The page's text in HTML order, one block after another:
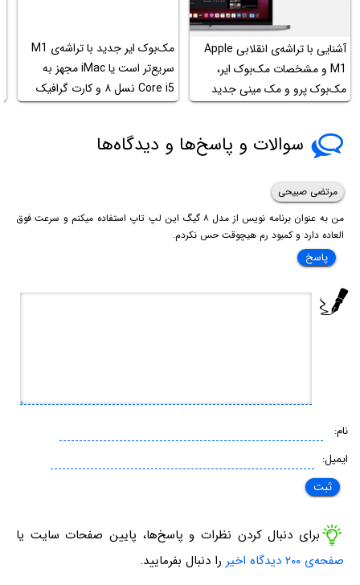
آشنایی با تراشه‌ی انقلابی Apple
M1 و مشخصات مک‌بوک ایر،
مک‌بوک پرو و مک مینی جدید
مک‌بوک ایر جدید با تراشه‌ی M1
سریع‌تر است یا iMac مجهز به
Core i5 نسل ۸ و کارت گرافیک
RX 580X؟
سوالات و پاسخ‌ها و دیدگاه‌ها
مرتضی صبیحی
من به عنوان برنامه نویس از مدل ۸ گیگ این لپ تاپ استفاده میکنم و سرعت فوق
العاده دارد و کمبود رم هیچوقت حس نکردم.
پاسخ
نام:
ایمیل:
برای دنبال کردن نظرات و پاسخ‌ها، پایین صفحات سایت یا
صفحه‌ی ۲۰۰ دیدگاه اخیر
را دنبال بفرمایید.